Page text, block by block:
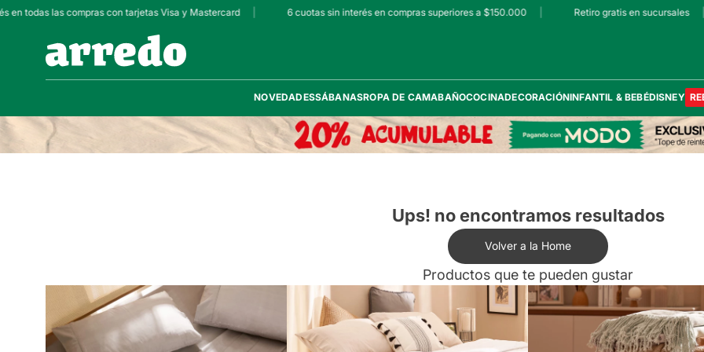
todas las compras con tarjetas Visa y Mastercard 6 cuotas sin interés en compras superiores a $150.000 Retiro gratis en sucursales
NOVEDADESSÁBANASROPA DE CAMABAÑOCOCINADECORACIÓNINFANTIL & BEBÉDISNEY
Ups! no encontramos resultados
Volver a la Home
Productos que te pueden gustar